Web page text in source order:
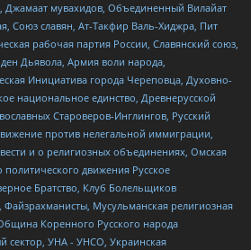
Джамаат мувахидов, Объединенный Вилайат
Союз славян, Ат-Такфир Валь-Хиджра, Пит
рабочая партия России, Славянский союз,
Дьявола, Армия воли народа,
Инициатива города Череповца, Духовно-
национальное единство, Древнерусской
Староверов-Инглингов, Русский
против нелегальной иммиграции,
и о религиозных объединениях, Омская
движения Русское
Братство, Клуб Болельщиков
Мусульманская религиозная
Коренного Русского народа
сектор, УНА - УНСО, Украинская